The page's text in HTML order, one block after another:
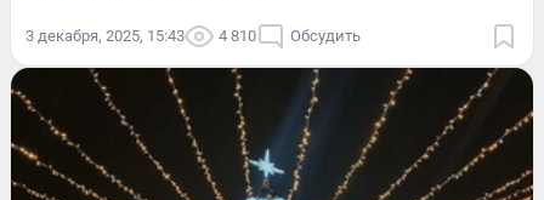
3 декабря, 2025, 15:43 4 810 Обсудить